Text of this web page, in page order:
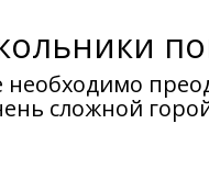
необходимо
сложной